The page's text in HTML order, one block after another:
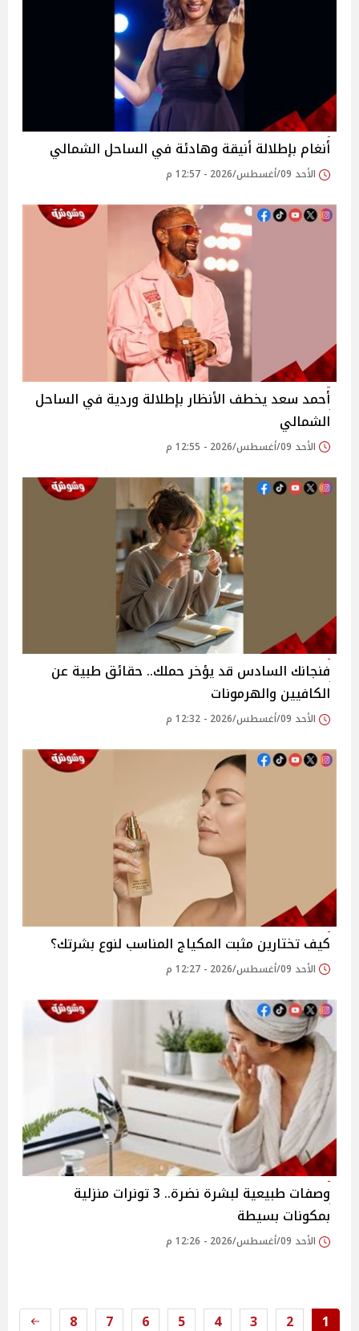
أنغام بإطلالة أنيقة وهادئة في الساحل الشمالي
الأحد 09/أغسطس/2026 - 12:57 م
أحمد سعد يخطف الأنظار بإطلالة وردية في الساحل
الشمالي
الأحد 09/أغسطس/2026 - 12:55 م
فنجانك السادس قد يؤخر حملك.. حقائق طبية عن
الكافيين والهرمونات
الأحد 09/أغسطس/2026 - 12:32 م
كيف تختارين مثبت المكياج المناسب لنوع بشرتك؟
الأحد 09/أغسطس/2026 - 12:27 م
وصفات طبيعية لبشرة نضرة.. 3 تونرات منزلية
بمكونات بسيطة
الأحد 09/أغسطس/2026 - 12:26 م
1
2
3
4
5
6
7
8